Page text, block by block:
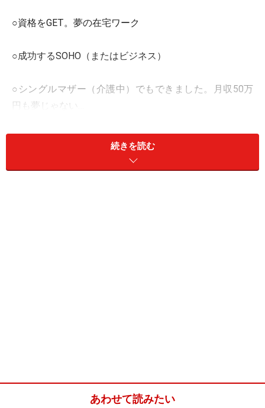
○資格をGET。夢の在宅ワーク
○成功するSOHO（またはビジネス）
○シングルマザー（介護中）でもできました。月収50万
円も夢じゃない…
○何もできない僕もこんなにモテるようになりました。
○海外旅行に毎年行っています
で、結局は多額の教材を購入し、練習し合格しないと仕
事はあげない…など、一生懸命に考えている方をだます
続きを読む
あわせて読みたい